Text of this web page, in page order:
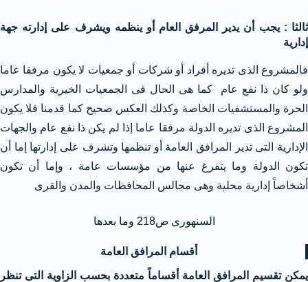
ثالثا : يجب أن يدير المرفق العام أو ينظمه ويشرف على إدارته جهة
إدارية
فالمشروع الذى تديره أفراد أو شركات أو جمعيات لا يكون مرفقا عاما
ولو كان ذا نفع عام كما هى الحال فى الجمعيات الخيرية والمدارس
الحرة والمستشفيات الخاصة وكذلك العكس صحيح كما قدمنا فلا يكون
المشروع الذى تديره الدولة مرفقا عاما إذا لم يكن ذا نفع عام والجهات
الإدارية التى تدير المرافق العامة أو تنظمها وتشرف على إدارتها إما أن
تكون الدولة وما يتفرغ عنها من مؤسسات عامة ، وإما أن تكون
أشخاصاً إدارية محلية وهى مجالس المحافظات والمدن والقرى
السنهورى ص218 وما بعدها
أقسام المرافق العامة
يمكن تقسيم المرافق العامة أقساماً متعددة بحسب الزاوية التى تنظر